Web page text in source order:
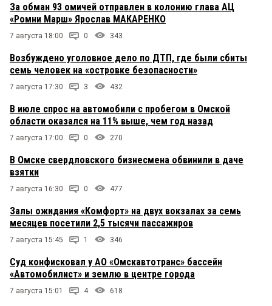
За обман 93 омичей отправлен в колонию глава АЦ
«Ромни Марш» Ярослав МАКАРЕНКО
7 августа 18:00 0 343
Возбуждено уголовное дело по ДТП, где были сбиты
семь человек на «островке безопасности»
7 августа 17:30 3 432
В июле спрос на автомобили с пробегом в Омской
области оказался на 11% выше, чем год назад
7 августа 17:00 0 270
В Омске свердловского бизнесмена обвинили в даче
взятки
7 августа 16:30 0 477
Залы ожидания «Комфорт» на двух вокзалах за семь
месяцев посетили 2,5 тысячи пассажиров
7 августа 15:45 1 346
Суд конфисковал у АО «Омскавтотранс» бассейн
«Автомобилист» и землю в центре города
7 августа 15:01 4 618